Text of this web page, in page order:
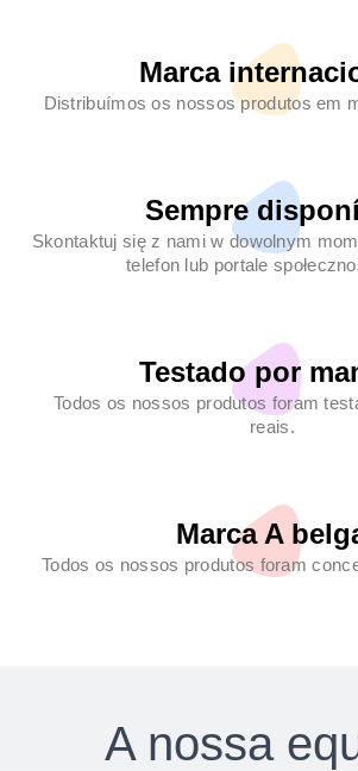
Marca
Distribuímos os nossos produtos em
Sempre
Skontaktuj się z nami w dowolnym
telefon lub portale
Testado por
Todos os nossos produtos foram
reais.
Marca A
Todos os nossos produtos foram
A nossa